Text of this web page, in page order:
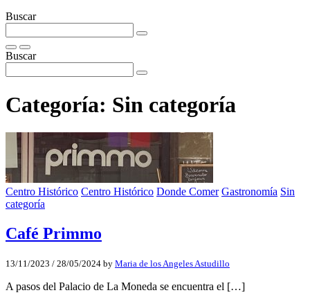
Buscar
Buscar
Categoría: Sin categoría
Centro Histórico Centro Histórico Donde Comer Gastronomía Sin
categoría
Café Primmo
13/11/2023 / 28/05/2024 by Maria de los Angeles Astudillo
A pasos del Palacio de La Moneda se encuentra el […]